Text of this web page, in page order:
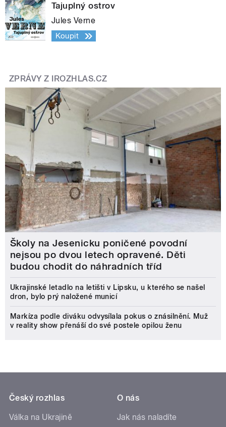
Tajuplný ostrov
Jules Verne
Koupit
ZPRÁVY Z IROZHLAS.CZ
Školy na Jesenicku poničené povodní
nejsou po dvou letech opravené. Děti
budou chodit do náhradních tříd
Ukrajinské letadlo na letišti v Lipsku, u kterého se našel
dron, bylo prý naložené municí
Markíza podle diváku odvysílala pokus o znásilnění. Muž
v reality show přenáší do své postele opilou ženu
Český rozhlas
Válka na Ukrajině
O nás
Jak nás naladíte